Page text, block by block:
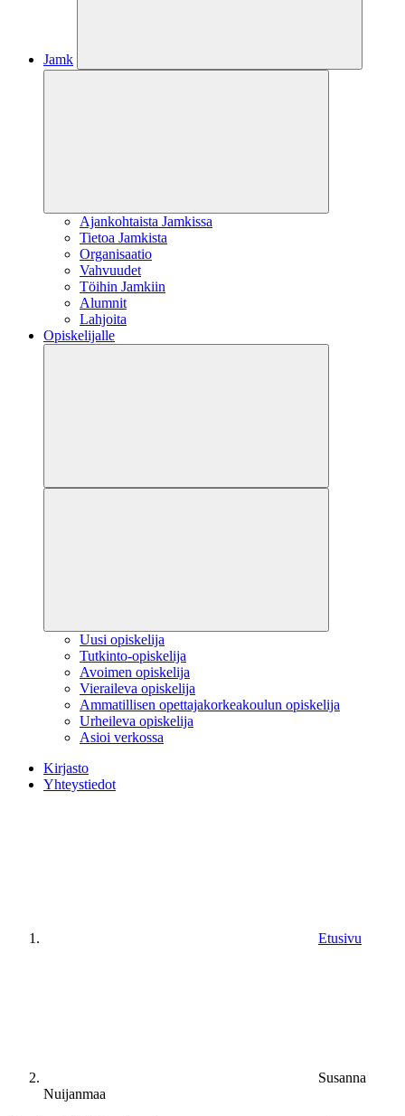
Jamk
Ajankohtaista Jamkissa
Tietoa Jamkista
Organisaatio
Vahvuudet
Töihin Jamkiin
Alumnit
Lahjoita
Opiskelijalle
Uusi opiskelija
Tutkinto-opiskelija
Avoimen opiskelija
Vieraileva opiskelija
Ammatillisen opettajakorkeakoulun opiskelija
Urheileva opiskelija
Asioi verkossa
Kirjasto
Yhteystiedot
Etusivu
Susanna
Nuijanmaa